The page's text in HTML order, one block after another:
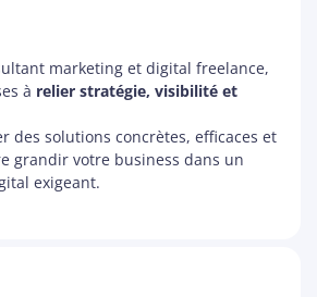
marketing et digital freelance,
à relier stratégie, visibilité et
des solutions concrètes, efficaces et
grandir votre business dans un
exigeant.